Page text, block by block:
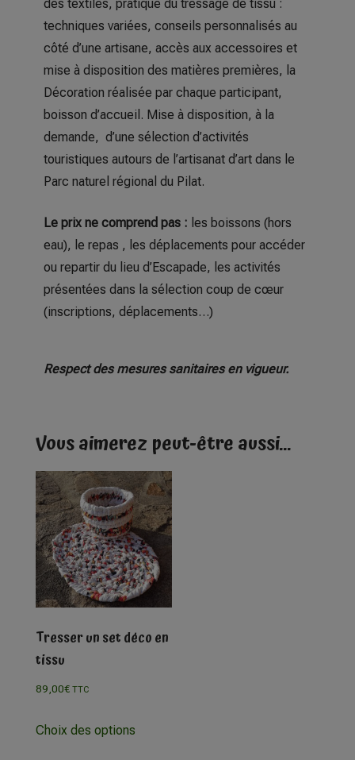
des textiles, pratique du tressage de tissu :
techniques variées, conseils personnalisés au
côté d’une artisane, accès aux accessoires et
mise à disposition des matières premières, la
Décoration réalisée par chaque participant,
boisson d’accueil. Mise à disposition, à la
demande, d’une sélection d’activités
touristiques autours de l’artisanat d’art dans le
Parc naturel régional du Pilat.
Le prix ne comprend pas : les boissons (hors
eau), le repas , les déplacements pour accéder
ou repartir du lieu d’Escapade, les activités
présentées dans la sélection coup de cœur
(inscriptions, déplacements…)
Respect des mesures sanitaires en vigueur.
Vous aimerez peut-être aussi…
Tresser un set déco en
tissu
89,00€ TTC
Choix des options